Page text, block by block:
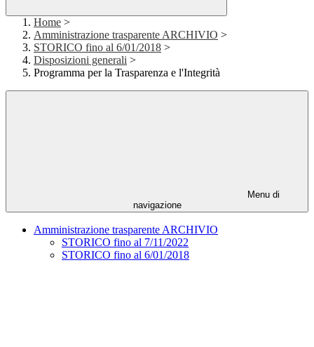
Home >
Amministrazione trasparente ARCHIVIO >
STORICO fino al 6/01/2018 >
Disposizioni generali >
Programma per la Trasparenza e l'Integrità
Menu di
navigazione
Amministrazione trasparente ARCHIVIO
STORICO fino al 7/11/2022
STORICO fino al 6/01/2018